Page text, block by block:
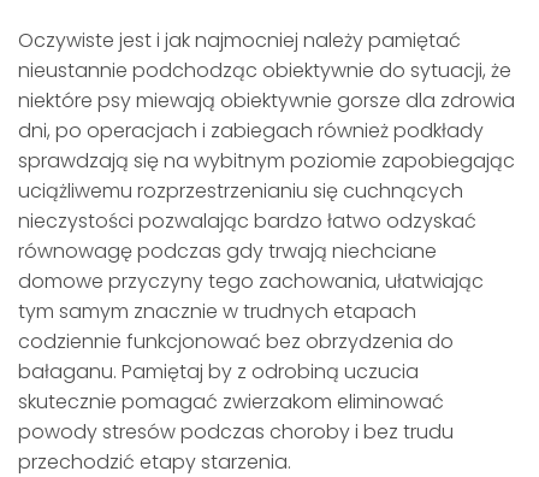
Oczywiste jest i jak najmocniej należy pamiętać
nieustannie podchodząc obiektywnie do sytuacji, że
niektóre psy miewają obiektywnie gorsze dla zdrowia
dni, po operacjach i zabiegach również podkłady
sprawdzają się na wybitnym poziomie zapobiegając
uciążliwemu rozprzestrzenianiu się cuchnących
nieczystości pozwalając bardzo łatwo odzyskać
równowagę podczas gdy trwają niechciane
domowe przyczyny tego zachowania, ułatwiając
tym samym znacznie w trudnych etapach
codziennie funkcjonować bez obrzydzenia do
bałaganu. Pamiętaj by z odrobiną uczucia
skutecznie pomagać zwierzakom eliminować
powody stresów podczas choroby i bez trudu
przechodzić etapy starzenia.